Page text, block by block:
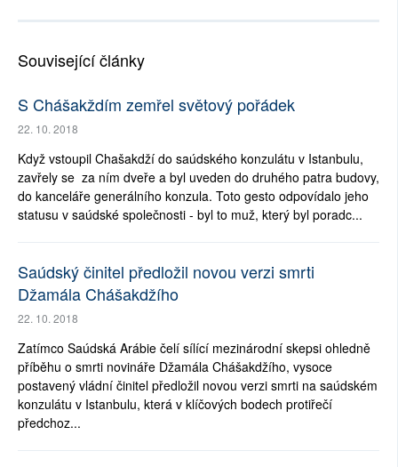
Související články
S Chášakždím zemřel světový pořádek
22. 10. 2018
Když vstoupil Chašakdží do saúdského konzulátu v Istanbulu,
zavřely se za ním dveře a byl uveden do druhého patra budovy,
do kanceláře generálního konzula. Toto gesto odpovídalo jeho
statusu v saúdské společnosti - byl to muž, který byl poradc...
Saúdský činitel předložil novou verzi smrti
Džamála Chášakdžího
22. 10. 2018
Zatímco Saúdská Arábie čelí sílící mezinárodní skepsi ohledně
příběhu o smrti novináře Džamála Chášakdžího, vysoce
postavený vládní činitel předložil novou verzi smrti na saúdském
konzulátu v Istanbulu, která v klíčových bodech protiřečí
předchoz...